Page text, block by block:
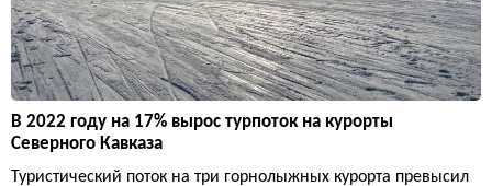
В 2022 году на 17% вырос турпоток на курорты
Северного Кавказа
Туристический поток на три горнолыжных курорта превысил